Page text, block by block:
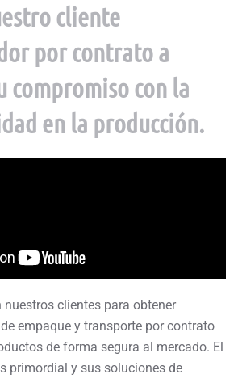
cliente
por contrato a
compromiso con la
en la producción.
nuestros clientes para obtener
empaque y transporte por contrato
de forma segura al mercado. El
primordial y sus soluciones de